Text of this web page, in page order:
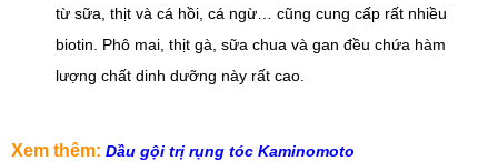
từ sữa, thịt và cá hồi, cá ngừ… cũng cung cấp rất nhiều
biotin. Phô mai, thịt gà, sữa chua và gan đều chứa hàm
lượng chất dinh dưỡng này rất cao.
Xem thêm: Dầu gội trị rụng tóc Kaminomoto